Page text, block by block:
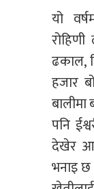
यो
ढकाल,
हजार
पनि
देखेर
भनाइ छ